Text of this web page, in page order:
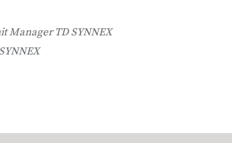
Manager TD SYNNEX